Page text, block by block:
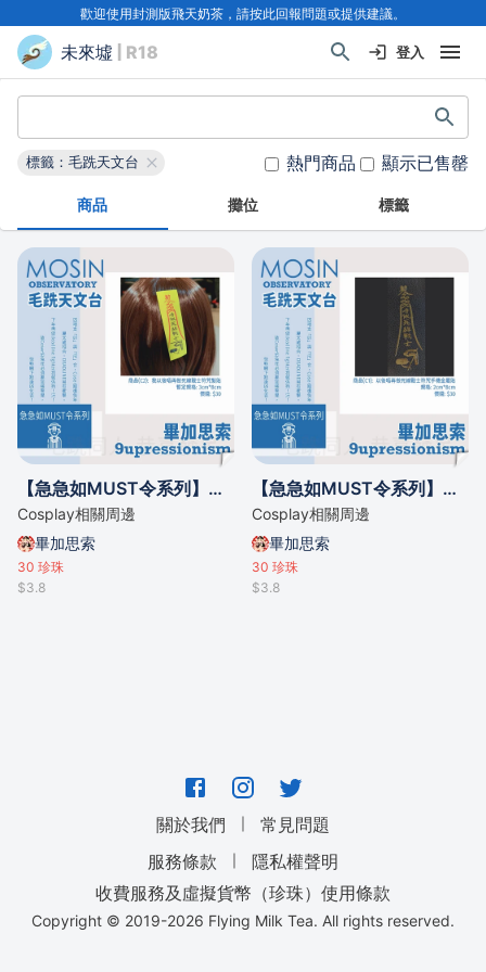
歡迎使用封測版飛天奶茶，請按此回報問題或提供建議。
未來墟 | R18 登入
標籤：毛跣天文台 熱門商品 顯示已售罄
商品 攤位 標籤
【急急如MUST令系列】我以後唔再做死線戰士符咒 髮貼
Cosplay相關周邊
畢加思索
30 珍珠
$3.8
【急急如MUST令系列】我以後唔再做死線戰士符咒 手機金屬貼
Cosplay相關周邊
畢加思索
30 珍珠
$3.8
關於我們 ｜
常見問題
服務條款
｜
隱私權聲明
收費服務及虛擬貨幣（珍珠）使用條款
Copyright © 2019-2026 Flying Milk Tea. All rights reserved.